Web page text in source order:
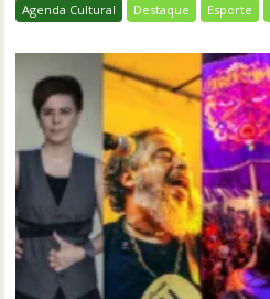
Agenda Cultural Destaque Esporte